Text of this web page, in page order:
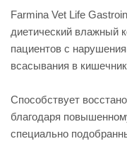
Farmina Vet Life
диетический влажный
пациентов с
всасывания в
Способствует
благодаря
специально